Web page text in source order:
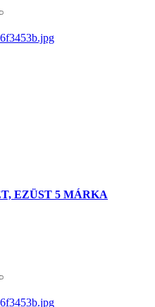
EZÜST 5 MÁRKA